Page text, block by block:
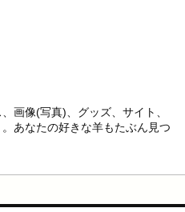
画像(写真)、グッズ、サイト、
あなたの好きな羊もたぶん見つ